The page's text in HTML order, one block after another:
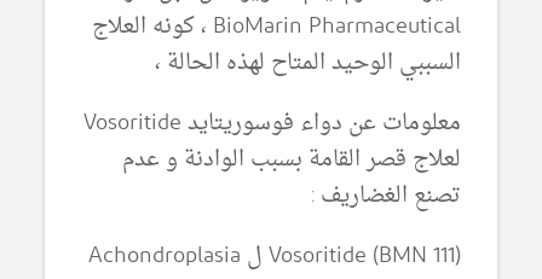
BioMarin Pharmaceutical ، كونه العلاج
السببي الوحيد المتاح لهذه الحالة ،
معلومات عن دواء فوسوريتايد Vosoritide
لعلاج قصر القامة بسبب الوادنة و عدم
تصنع الغضاريف :
Vosoritide (BMN 111) ل Achondroplasia